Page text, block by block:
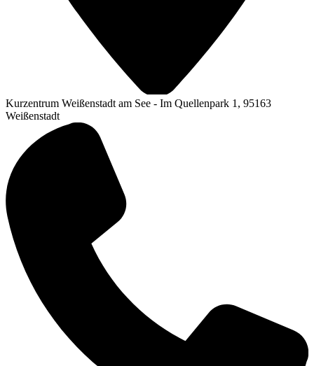
Kurzentrum Weißenstadt am See - Im Quellenpark 1, 95163
Weißenstadt